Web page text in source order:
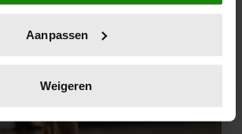
een paar meter nauwkeurig kan zijn
eigenschappen (fingerprinting)
voorkeuren in het
Aanpassen
Weigeren